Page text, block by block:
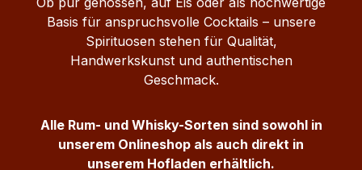
Basis für anspruchsvolle Cocktails – unsere
Spirituosen stehen für Qualität,
Handwerkskunst und authentischen
Geschmack.
Alle Rum- und Whisky-Sorten sind sowohl in
unserem Onlineshop als auch direkt in
unserem Hofladen erhältlich.